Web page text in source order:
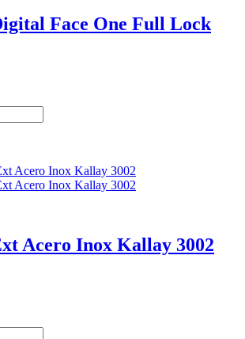
Face One Full Lock
Acero Inox Kallay 3002